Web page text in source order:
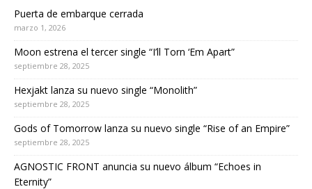
Puerta de embarque cerrada
marzo 1, 2026
Moon estrena el tercer single “I’ll Torn ‘Em Apart”
septiembre 28, 2025
Hexjakt lanza su nuevo single “Monolith”
septiembre 28, 2025
Gods of Tomorrow lanza su nuevo single “Rise of an Empire”
septiembre 28, 2025
AGNOSTIC FRONT anuncia su nuevo álbum “Echoes in
Eternity”